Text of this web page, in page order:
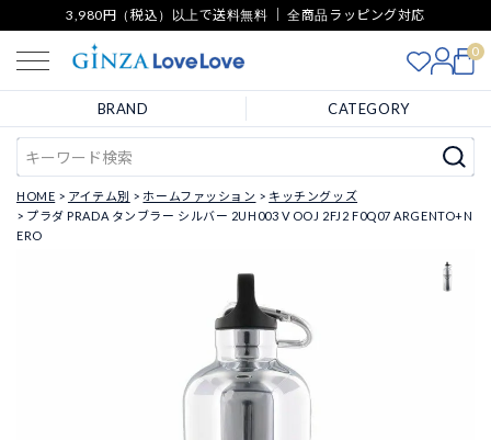
3,980円（税込）以上で送料無料 ｜ 全商品ラッピング対応
0
BRAND CATEGORY
HOME アイテム別 ホームファッション
キッチングッズ
プラダ PRADA タンブラー シルバー 2UH003 V OOJ 2FJ2 F0Q07 ARGENTO+N
ERO